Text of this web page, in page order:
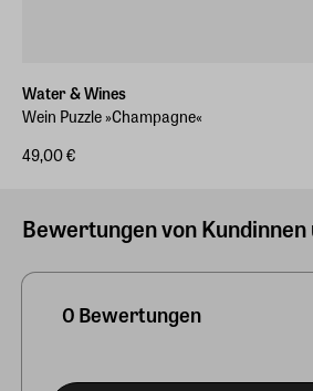
Water & Wines
Wein Puzzle »Champagne«
49,00 €
Bewertungen von Kundinnen
0 Bewertungen